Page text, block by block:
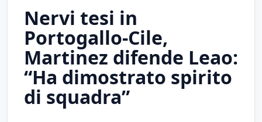
Nervi tesi in
Portogallo-Cile,
Martinez difende Leao:
“Ha dimostrato spirito
di squadra”